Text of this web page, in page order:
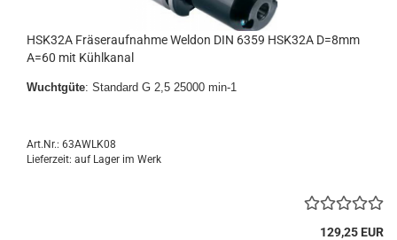
HSK32A Fräseraufnahme Weldon DIN 6359 HSK32A D=8mm
A=60 mit Kühlkanal
Wuchtgüte: Standard G 2,5 25000 min-1
Art.Nr.: 63AWLK08
Lieferzeit: auf Lager im Werk
129,25 EUR